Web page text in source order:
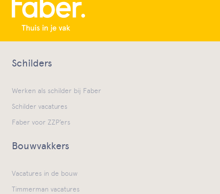
Schilders
Werken als schilder bij Faber
Schilder vacatures
Faber voor ZZP’ers
Bouwvakkers
Vacatures in de bouw
Timmerman vacatures